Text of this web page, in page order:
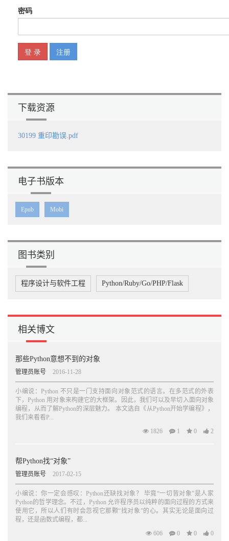
下载资源
30199 重印勘误.pdf
电子书版本
Epub Mobi
图书类别
程序设计与软件工程 Python/Ruby/Go/PHP/Flask
相关博文
那些Python意想不到的对象
管理员账号 2016-11-28
小编说：Python 不只是一门支持面向对象范式的语言。在多范式的外表
下，Python 用对象来构建它的大框架。因此，我们可以及早切入面向对象
编程，从而了解Python的深层魅力。 本文选自《从Python开始学编程》，
我们来看看P...
1826
1 0 2
帮Python找“对象”
管理员账号 2017-02-15
小编说：你一定会感叹：Python还缺找对象？ 毕竟“一切皆对象”是人家
Python的哲学理念。不过，Python 允许程序员以纯粹的面向过程的方式来
使用它，所以人们有时会忽视它那颗“找对象”的心。其实无论是面向过
程，还是函数式编程，都...
606
0 0 0